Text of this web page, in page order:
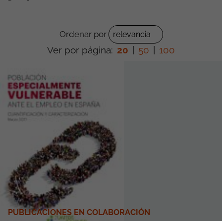
Ordenar por
Ver por página: 20 50 100
PUBLICACIONES EN COLABORACIÓN